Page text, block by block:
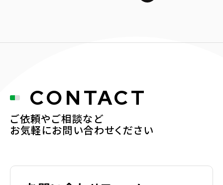
CONTACT
ご依頼やご相談など
お気軽にお問い合わせください